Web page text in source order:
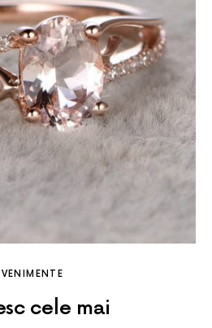
cele mai